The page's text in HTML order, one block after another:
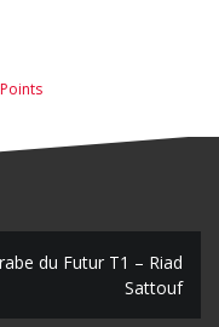
du Futur T1 – Riad
Sattouf